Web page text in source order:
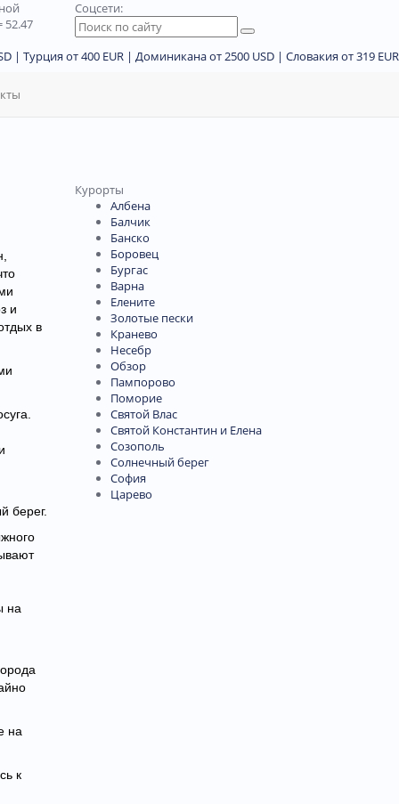
52.47
Соцсети:
| Турция от 400 EUR | Доминикана от 2500 USD | Словакия от 319 EUR
и
в
берег.
на
на
к
Курорты
Албена
Балчик
Банско
Боровец
Бургас
Варна
Елените
Золотые пески
Кранево
Несебр
Обзор
Пампорово
Поморие
Святой Влас
Святой Константин и Елена
Созополь
Солнечный берег
София
Царево